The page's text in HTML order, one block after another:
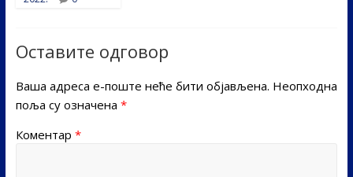
Оставите одговор
Ваша адреса е-поште неће бити објављена. Неопходна
поља су означена *
Коментар *